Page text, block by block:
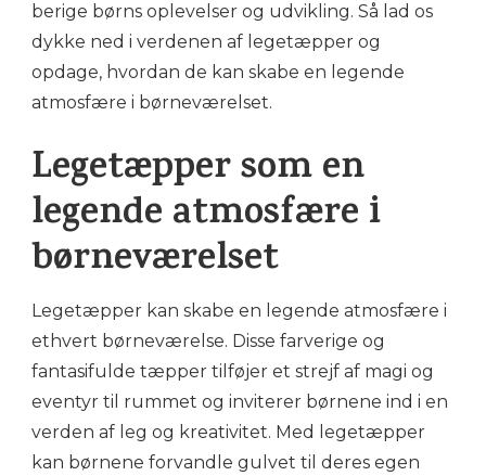
berige børns oplevelser og udvikling. Så lad os
dykke ned i verdenen af legetæpper og
opdage, hvordan de kan skabe en legende
atmosfære i børneværelset.
Legetæpper som en
legende atmosfære i
børneværelset
Legetæpper kan skabe en legende atmosfære i
ethvert børneværelse. Disse farverige og
fantasifulde tæpper tilføjer et strejf af magi og
eventyr til rummet og inviterer børnene ind i en
verden af leg og kreativitet. Med legetæpper
kan børnene forvandle gulvet til deres egen